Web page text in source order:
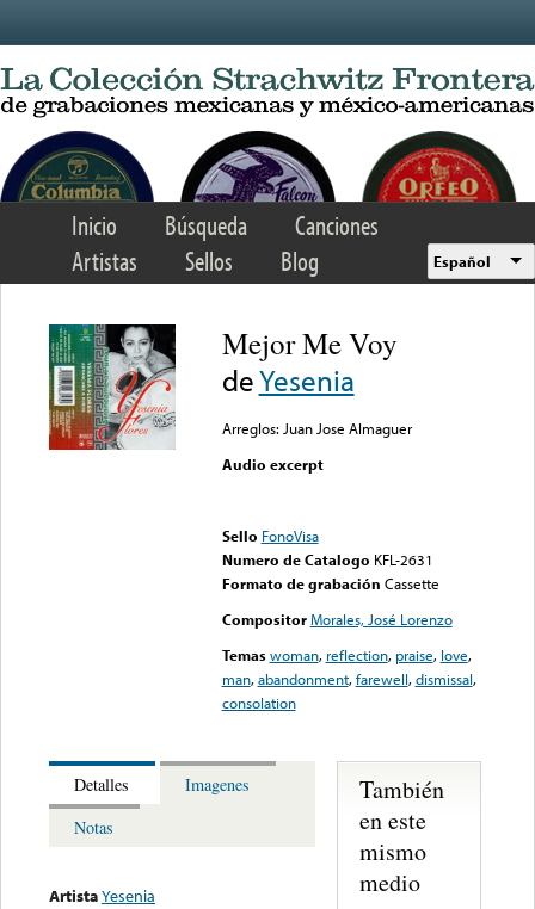
Inicio Búsqueda
Canciones
Artistas
Sellos Blog Español
Mejor Me Voy
deYesenia
Arreglos: Juan Jose Almaguer
Audio excerpt
Sello FonoVisa
Numero de Catalogo KFL-2631
Formato de grabación Cassette
Compositor Morales, José Lorenzo
Temas woman, reflection, praise, love,
man,abandonment,farewell,dismissal,
consolation
Detalles
Imagenes
Notas
ArtistaYesenia
También
en este
mismo
medio